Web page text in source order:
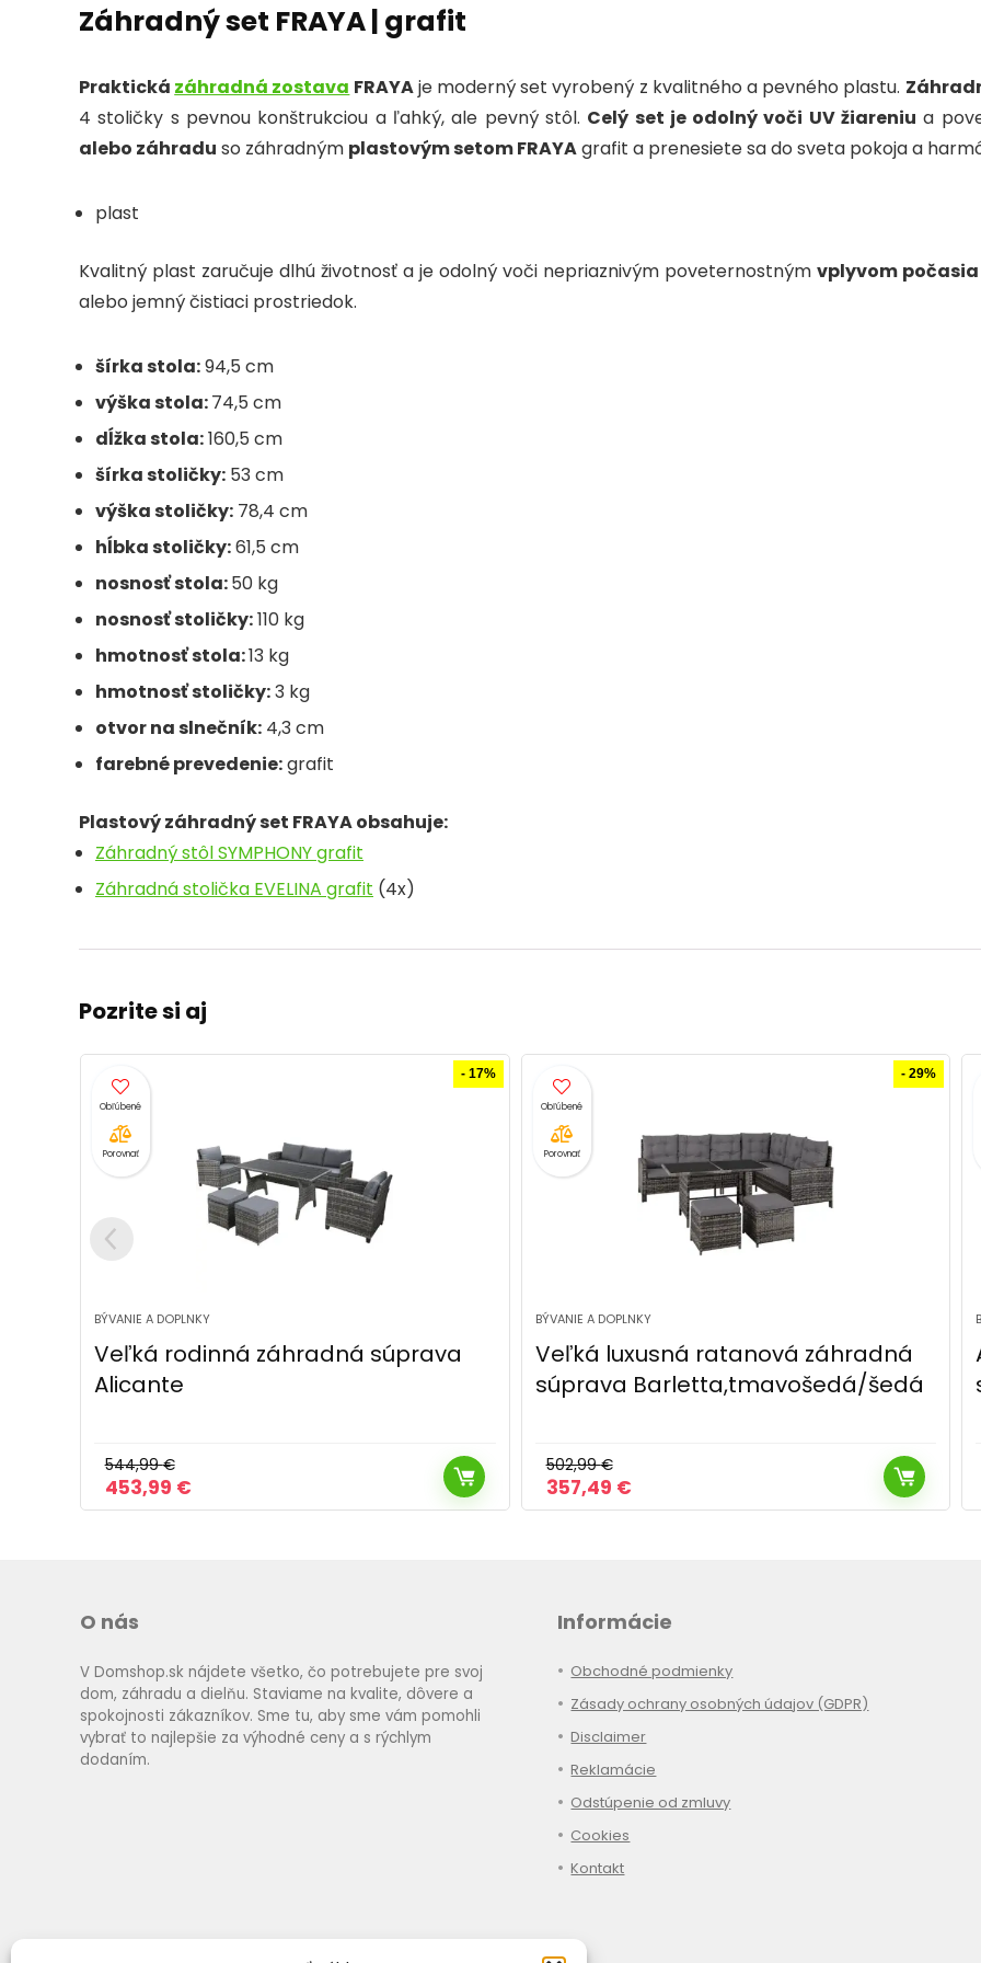
Záhradný set FRAYA | grafit
Praktická záhradná zostava FRAYAje moderný set vyrobený z kvalitného a pevného plastu.
4 stoličky s pevnou konštrukciou a ľahký, ale pevný stôl. Celý set je odolný voči UV žiareniu a
alebo záhradu so záhradným plastovým setom FRAYAgrafit a prenesiete sa do sveta pokoja a
plast
Kvalitný plast zaručuje dlhú životnosť a je odolný voči nepriaznivým poveternostným vplyvom počasia
alebo jemný čistiaci prostriedok.
šírka stola:94,5 cm
výška stola:74,5 cm
dĺžka stola:160,5 cm
šírka stoličky: 53 cm
výška stoličky: 78,4 cm
hĺbka stoličky:61,5 cm
nosnosť stola:50 kg
nosnosť stoličky:110 kg
hmotnosť stola:13 kg
hmotnosť stoličky:3 kg
otvor na slnečník: 4,3 cm
farebné prevedenie:grafit
Plastový záhradný set FRAYA obsahuje:
Záhradný stôl SYMPHONY grafit
Záhradná stolička EVELINA grafit (4x)
Pozrite si aj
Porovnať
- 29%
BÝVANIE A DOPLNKY
Veľká luxusná ratanová záhradná
súprava Barletta,tmavošedá/šedá
502,99€
Pôvodná
cena
357,49 €Aktuálna
cena
Porovnať
- 34%
BÝVANIE A DOPLNKY
Avenberg Záhradná sedacia
súprava Modena, hnedá
670,49€
Pôvodná
cena
441,49 €Aktuálna
cena
O nás
V Domshop.sk nájdete všetko, čo potrebujete pre svoj
dom, záhradu a dielňu. Staviame na kvalite, dôvere a
spokojnosti zákazníkov. Sme tu, aby sme vám pomohli
vybrať to najlepšie za výhodné ceny a s rýchlym
dodaním.
Informácie
Obchodné podmienky
Zásady ochrany osobných údajov (GDPR)
Disclaimer
Reklamácie
Odstúpenie od zmluvy
Cookies
Kontakt